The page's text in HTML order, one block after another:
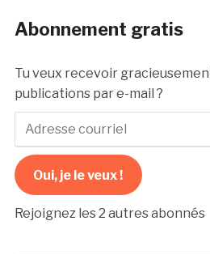
Abonnement gratis
Tu veux recevoir
publications par e-mail ?
Adresse
Oui, je le veux !
Rejoignez les 2 autres abonnés